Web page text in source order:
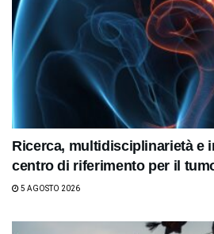
Ricerca, multidisciplinarietà e
centro di riferimento per il
5 AGOSTO 2026